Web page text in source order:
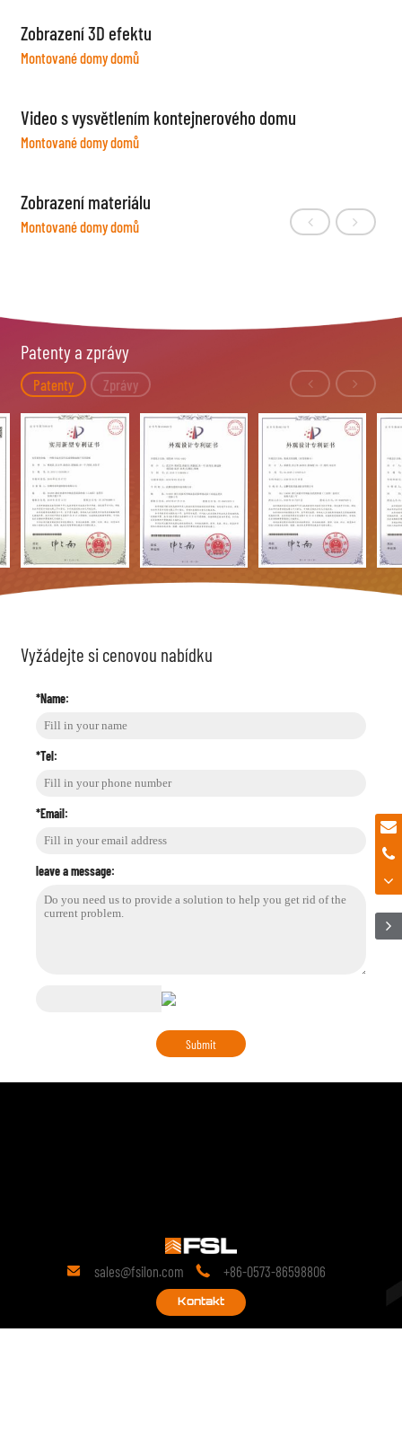
Zobrazení 3D efektu
Montované domy domů
Video s vysvětlením kontejnerového domu
Montované domy domů
Zobrazení materiálu
Montované domy domů
Patenty a zprávy
Patenty Zprávy
Vyžádejte si cenovou nabídku
*Name:
*Tel:
*Email:
leave a message:
 sales@fsilon.com  +86-0573-86598806
Kontakt